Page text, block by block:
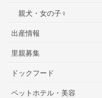
親犬・女の子♀
出産情報
里親募集
ドックフード
ペットホテル・美容